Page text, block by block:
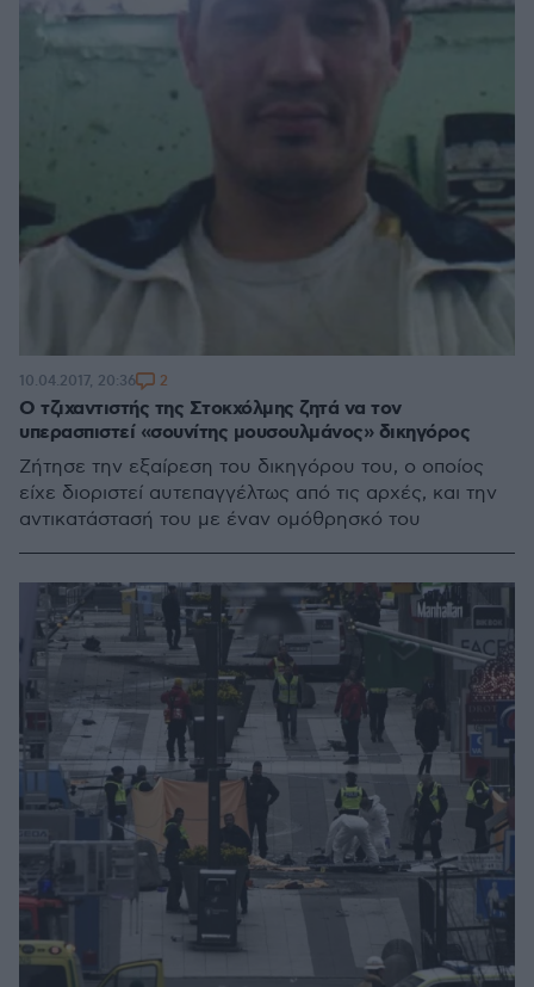
Ο τζιχαντιστής της Στοκχόλμης ζητά να τον
υπερασπιστεί «σουνίτης μουσουλμάνος» δικηγόρος
Ζήτησε την εξαίρεση του δικηγόρου του, ο οποίος
είχε διοριστεί αυτεπαγγέλτως από τις αρχές, και την
αντικατάστασή του με έναν ομόθρησκό του
10.04.2017, 20:36 2